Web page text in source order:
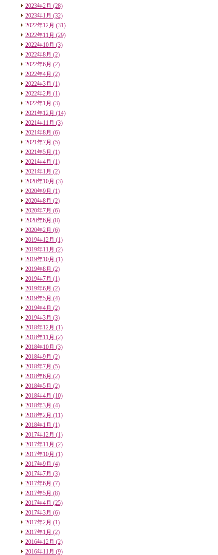
2023年2月 (28)
2023年1月 (32)
2022年12月 (31)
2022年11月 (29)
2022年10月 (3)
2022年8月 (2)
2022年6月 (2)
2022年4月 (2)
2022年3月 (1)
2022年2月 (1)
2022年1月 (3)
2021年12月 (14)
2021年11月 (3)
2021年8月 (6)
2021年7月 (5)
2021年5月 (1)
2021年4月 (1)
2021年1月 (2)
2020年10月 (3)
2020年9月 (1)
2020年8月 (2)
2020年7月 (6)
2020年6月 (8)
2020年2月 (6)
2019年12月 (1)
2019年11月 (2)
2019年10月 (1)
2019年8月 (2)
2019年7月 (1)
2019年6月 (2)
2019年5月 (4)
2019年4月 (2)
2019年3月 (3)
2018年12月 (1)
2018年11月 (2)
2018年10月 (3)
2018年9月 (2)
2018年7月 (5)
2018年6月 (2)
2018年5月 (2)
2018年4月 (10)
2018年3月 (4)
2018年2月 (11)
2018年1月 (1)
2017年12月 (1)
2017年11月 (2)
2017年10月 (1)
2017年9月 (4)
2017年7月 (3)
2017年6月 (7)
2017年5月 (8)
2017年4月 (25)
2017年3月 (6)
2017年2月 (1)
2017年1月 (2)
2016年12月 (2)
2016年11月 (9)